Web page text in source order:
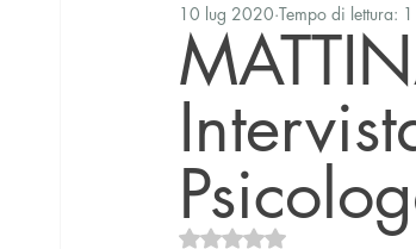
Ripercussioni Articoli
10 lug 2020 Tempo di lettura:
Valutazione NaN stelle su